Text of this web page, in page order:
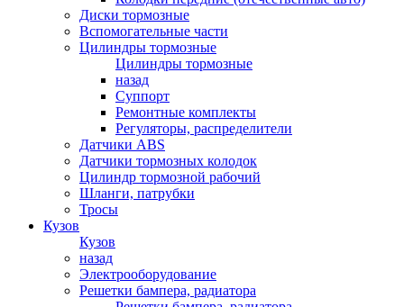
Диски тормозные
Вспомогательные части
Цилиндры тормозные
Цилиндры тормозные
назад
Суппорт
Ремонтные комплекты
Регуляторы, распределители
Датчики ABS
Датчики тормозных колодок
Цилиндр тормозной рабочий
Шланги, патрубки
Тросы
Кузов
Кузов
назад
Электрооборудование
Решетки бампера, радиатора